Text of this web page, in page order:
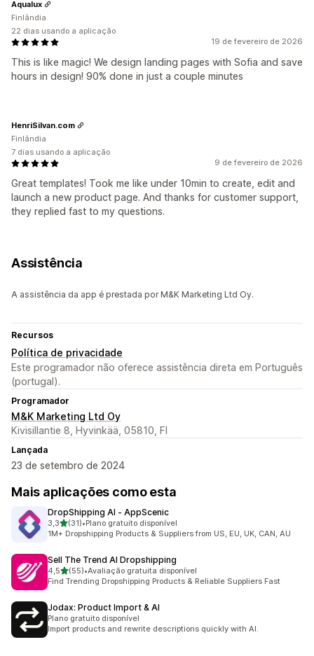
19 de fevereiro de 2026
This is like magic! We design landing pages with Sofia and save
hours in design! 90% done in just a couple minutes
Aqualux
Finlândia
22 dias usando a aplicação
9 de fevereiro de 2026
Great templates! Took me like under 10min to create, edit and
launch a new product page. And thanks for customer support,
they replied fast to my questions.
HenriSilvan.com
Finlândia
7 dias usando a aplicação
Assistência
A assistência da app é prestada por M&K Marketing Ltd Oy.
Recursos
Política de privacidade
Este programador não oferece assistência direta em Português
(portugal).
Programador
M&K Marketing Ltd Oy
Kivisillantie 8, Hyvinkää, 05810, FI
Lançada
23 de setembro de 2024
Mais aplicações como esta
DropShipping AI ‑ AppScenic
3,3de 5 estrelas
(31)
31 total de avaliações
•Plano gratuito disponível
1M+ Dropshipping Products & Suppliers from US, EU, UK, CAN, AU
Sell The Trend AI Dropshipping
4,5de 5 estrelas
(55)
55 total de avaliações
•Avaliação gratuita disponível
Find Trending Dropshipping Products & Reliable Suppliers Fast
Jodax: Product Import & AI
Plano gratuito disponível
Import products and rewrite descriptions quickly with AI.